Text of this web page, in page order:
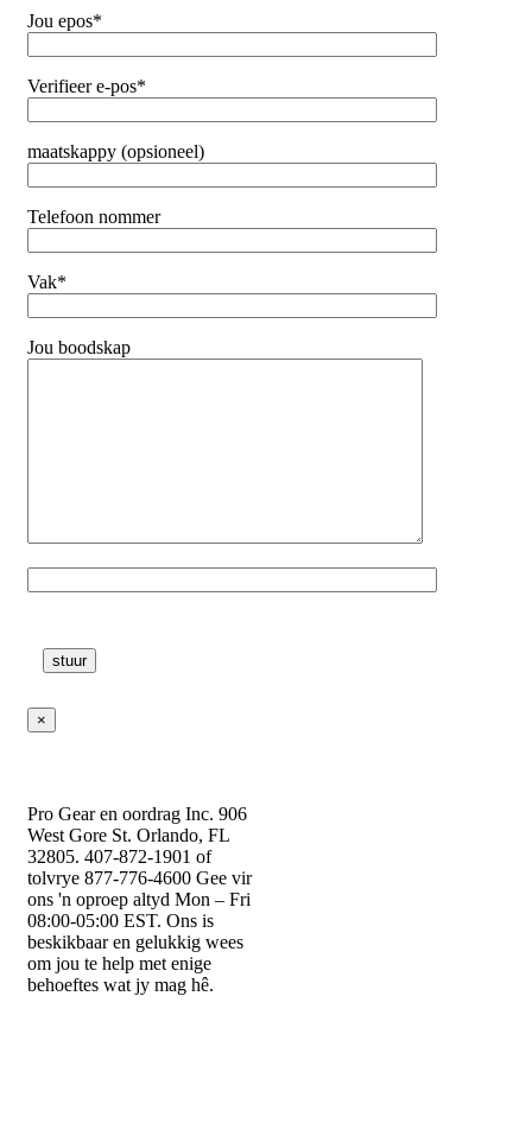
Jou epos*
Verifieer e-pos*
maatskappy (opsioneel)
Telefoon nommer
Vak*
Jou boodskap
×
Pro Gear en oordrag Inc. 906
West Gore St. Orlando, FL
32805. 407-872-1901 of
tolvrye 877-776-4600 Gee vir
ons 'n oproep altyd Mon – Fri
08:00-05:00 EST. Ons is
beskikbaar en gelukkig wees
om jou te help met enige
behoeftes wat jy mag hê.